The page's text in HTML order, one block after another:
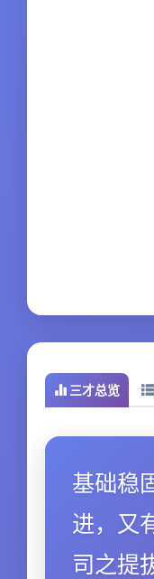
三才总览
基础稳
进，又
司之提